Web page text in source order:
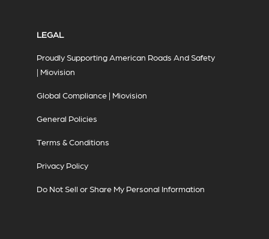
LEGAL
Proudly Supporting American Roads And Safety
| Miovision
Global Compliance | Miovision
General Policies
Terms & Conditions
Privacy Policy
Do Not Sell or Share My Personal Information